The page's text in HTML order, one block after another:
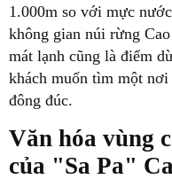
1.000m so với mực
không gian núi rừng
mát lạnh cũng là điểm
khách muốn tìm một
đông đúc.
Văn hóa vùng
của "Sa Pa"